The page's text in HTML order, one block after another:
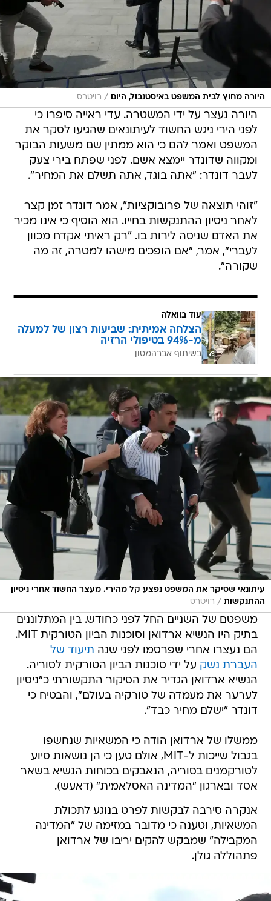
היורה מחוץ לבית המשפט באיסטנבול, היום / רויטרס
היורה נעצר על ידי המשטרה. עדי ראייה סיפרו כי
לפני הירי ניגש החשוד לעיתונאים שהגיעו לסקר את
המשפט ואמר להם כי הוא ממתין שם משעות הבוקר
ומקווה שדונדר יימצא אשם. לפני שפתח בירי צעק
לעבר דונדר: "אתה בוגד, אתה תשלם את המחיר".
"זוהי תוצאה של פרובוקציות", אמר דונדר זמן קצר
לאחר ניסיון ההתנקשות בחייו. הוא הוסיף כי אינו מכיר
את האדם שניסה לירות בו. "רק ראיתי אקדח מכוון
לעברי", אמר, "אם הופכים מישהו למטרה, זה מה
שקורה".
עוד בוואלה
הצלחה אמיתית: שביעות רצון של למעלה
מ-94% בטיפולי הרזיה
בשיתוף אברהמסון
עיתונאי שסיקר את המשפט נפצע קל מהירי. מעצר החשוד אחרי ניסיון
ההתנקשות / רויטרס
משפטם של השניים החל לפני כחודש. בין המתלוננים
בתיק היו הנשיא ארדואן וסוכנות הביון הטורקית MIT.
הם נעצרו אחרי שפרסמו לפני שנה תיעוד של
העברת נשק על ידי סוכנות הביון הטורקית לסוריה.
הנשיא ארדואן הגדיר את הסיקור התקשורתי כ"ניסיון
לערער את מעמדה של טורקיה בעולם", והבטיח כי
דונדר "ישלם מחיר כבד".
ממשלו של ארדואן הודה כי המשאיות שנחשפו
בגבול שייכות ל-MIT, אולם טען כי הן נושאות סיוע
לטורקמנים בסוריה, הנאבקים בכוחות הנשיא בשאר
אסד ובארגון "המדינה האסלאמית" (דאעש).
אנקרה סירבה לבקשות לפרט בנוגע לתכולת
המשאיות, וטענה כי מדובר במזימה של "המדינה
המקבילה" שמבקש להקים יריבו של ארדואן
פתהוללה גולן.